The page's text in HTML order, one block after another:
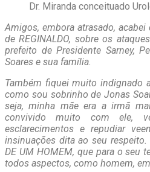
Dr. Miranda conceituado
Amigos, embora atrasado,
de REGINALDO, sobre os
prefeito de Presidente Sarney,
Soares e sua família.
Também fiquei muito indignado
como sou sobrinho de Jonas
seja, minha mãe era a irmã
convivido muito com ele,
esclarecimentos e repudiar
insinuações dita ao seu respeito.
DE UM HOMEM, que para o seu
todos aspectos, como homem,